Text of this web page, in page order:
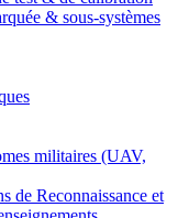
& sous-systèmes
militaires (UAV,
de Reconnaissance et